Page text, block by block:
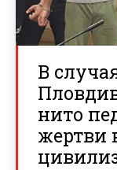
В
нито
жертви